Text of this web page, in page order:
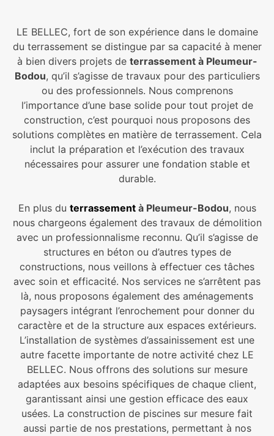
LE BELLEC, fort de son expérience dans le domaine
du terrassement se distingue par sa capacité à mener
à bien divers projets de terrassement à Pleumeur-
Bodou, qu’il s’agisse de travaux pour des particuliers
ou des professionnels. Nous comprenons
l’importance d’une base solide pour tout projet de
construction, c’est pourquoi nous proposons des
solutions complètes en matière de terrassement. Cela
inclut la préparation et l’exécution des travaux
nécessaires pour assurer une fondation stable et
durable.
En plus du terrassementà Pleumeur-Bodou, nous
nous chargeons également des travaux de démolition
avec un professionnalisme reconnu. Qu’il s’agisse de
structures en béton ou d’autres types de
constructions, nous veillons à effectuer ces tâches
avec soin et efficacité. Nos services ne s’arrêtent pas
là, nous proposons également des aménagements
paysagers intégrant l’enrochement pour donner du
caractère et de la structure aux espaces extérieurs.
L’installation de systèmes d’assainissement est une
autre facette importante de notre activité chez LE
BELLEC. Nous offrons des solutions sur mesure
adaptées aux besoins spécifiques de chaque client,
garantissant ainsi une gestion efficace des eaux
usées. La construction de piscines sur mesure fait
aussi partie de nos prestations, permettant à nos